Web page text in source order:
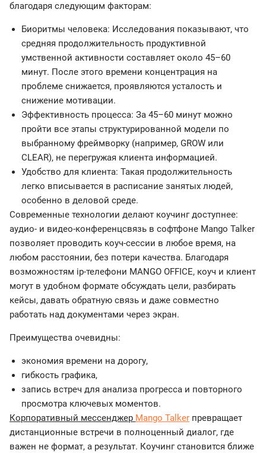
благодаря следующим факторам:
Биоритмы человека: Исследования показывают, что
средняя продолжительность продуктивной
умственной активности составляет около 45–60
минут. После этого времени концентрация на
проблеме снижается, проявляются усталость и
снижение мотивации.
Эффективность процесса: За 45–60 минут можно
пройти все этапы структурированной модели по
выбранному фреймворку (например, GROW или
CLEAR), не перегружая клиента информацией.
Удобство для клиента: Такая продолжительность
легко вписывается в расписание занятых людей,
особенно в деловой среде.
Современные технологии делают коучинг доступнее:
аудио- и видео-конференцсвязь в софтфоне Mango Talker
позволяет проводить коуч-сессии в любое время, на
любом расстоянии, без потери качества. Благодаря
возможностям ip-телефони MANGO OFFICE, коуч и клиент
могут в удобном формате обсуждать цели, разбирать
кейсы, давать обратную связь и даже совместно
работать над документами через экран.
Преимущества очевидны:
экономия времени на дорогу,
гибкость графика,
запись встреч для анализа прогресса и повторного
просмотра ключевых моментов.
Корпоративный мессенджер Mango Talker превращает
дистанционные встречи в полноценный диалог, где
важен не формат, а результат. Коучинг становится ближе